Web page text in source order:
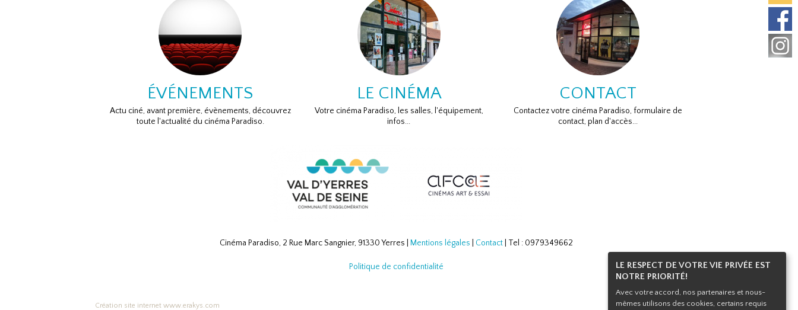
LE RESPECT DE VOTRE VIE PRIVÉE EST
NOTRE PRIORITÉ!
Avec votre accord, nos partenaires et nous-
mêmes utilisons des cookies, certains requis
ÉVÉNEMENTS
Actu ciné, avant première, évènements, découvrez
toute l'actualité du cinéma Paradiso.
LE CINÉMA
Votre cinéma Paradiso, les salles, l'équipement,
infos...
CONTACT
Contactez votre cinéma Paradiso, formulaire de
contact, plan d'accès...
Cinéma Paradiso, 2 Rue Marc Sangnier, 91330 Yerres | Mentions légales Contact| Tel : 0979349662
Politique de confidentialité
Haut de page
Création site internet www.erakys.com